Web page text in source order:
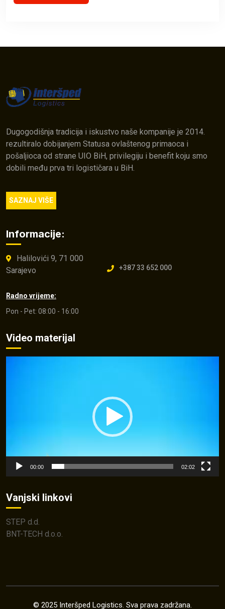
Dugogodišnja tradicija i iskustvo naše kompanije je 2014.
rezultiralo dobijanjem Statusa ovlaštenog primaoca i
pošaljioca od strane UIO BiH, privilegiju i benefit koju smo
dobili među prva tri logističara u BiH.
SAZNAJ VIŠE
Informacije:
Halilovići 9, 71 000
Sarajevo
+387 33 652 000
Radno vrijeme:
Pon - Pet: 08:00 - 16:00
Video materijal
00:00 02:02
Vanjski linkovi
STEP d.d.
BNT-TECH d.o.o.
© 2025 Interšped Logistics. Sva prava zadržana.